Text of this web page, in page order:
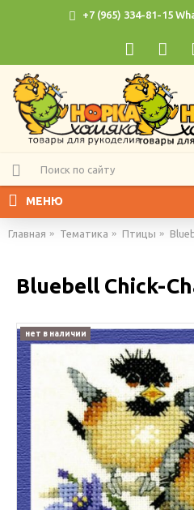
+7 (965) 334-81-15
МЕНЮ
Главная Тематика Птицы
Bluebell Chick-
нет в наличии